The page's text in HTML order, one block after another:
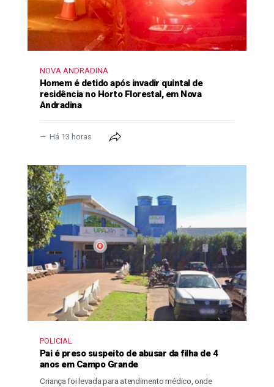
NOVA ANDRADINA
Homem é detido após invadir quintal de
residência no Horto Florestal, em Nova
Andradina
Há 13 horas
POLICIAL
Pai é preso suspeito de abusar da filha de 4
anos em Campo Grande
Criança foi levada para atendimento médico, onde